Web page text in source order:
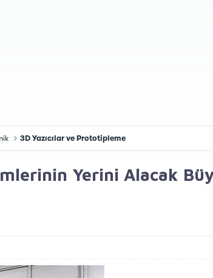
3D Yazıcılar ve Prototipleme
Yerini Alacak